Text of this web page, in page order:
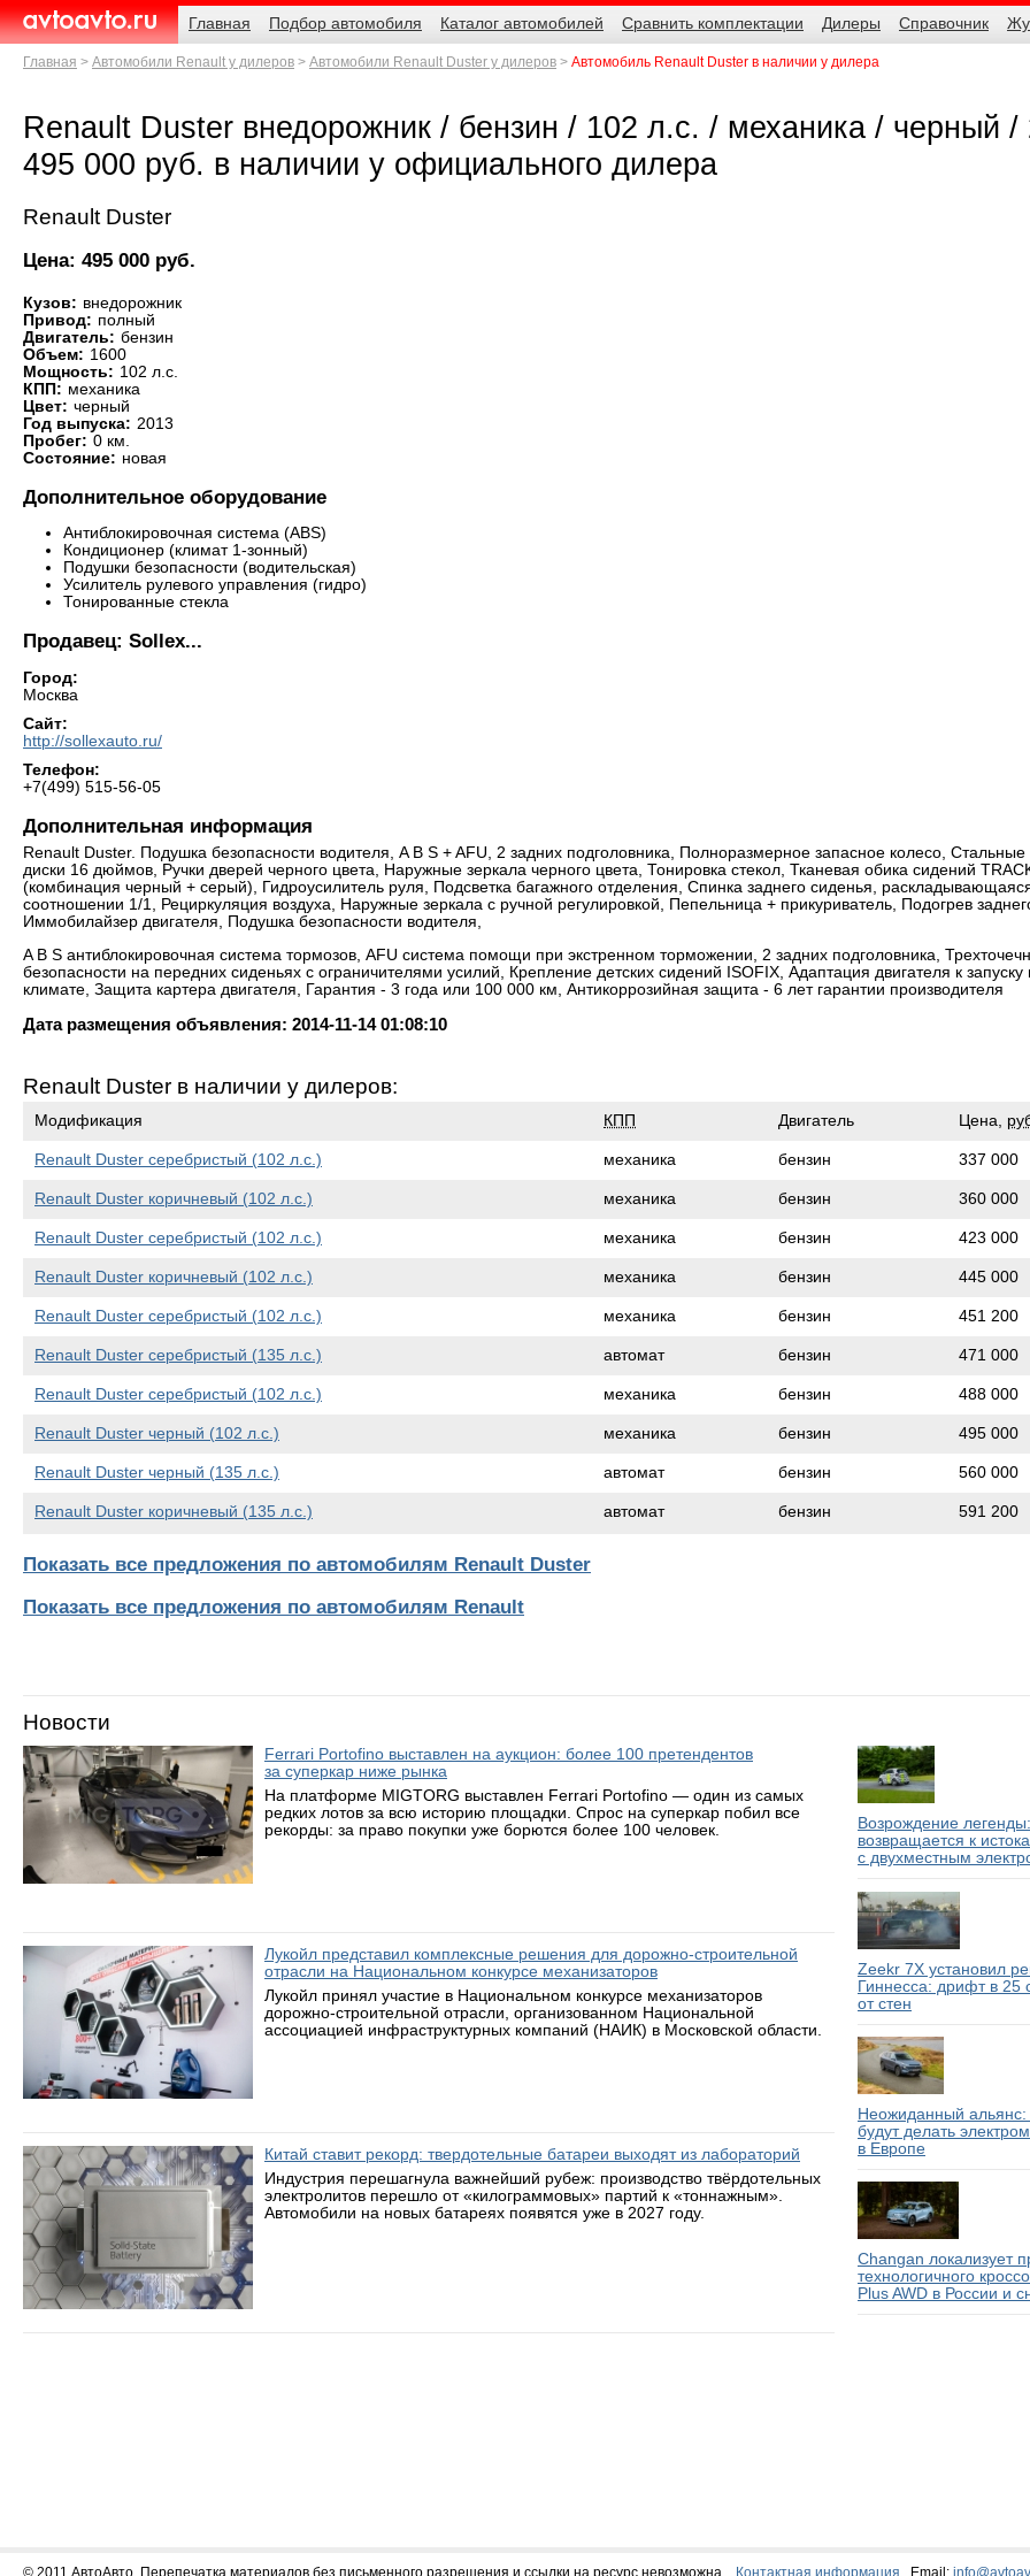
AvtoAvto.ru
Навигация
Главная
Подбор автомобиля Каталог автомобилей Сравнить комплектации Дилеры Справочник
Родительские
страницы
Главная Автомобили Renault у дилеров Автомобили Renault Duster у дилеров Автомобиль Renault Duster в наличии у дилера
Renault Duster внедорожник / бензин / 102 л.с. / механика / черный /
495 000 руб. в наличии у официального дилера
Renault Duster
Цена: 495 000 руб.
Кузов: внедорожник
Привод: полный
Двигатель: бензин
Объем: 1600
Мощность: 102 л.с.
КПП: механика
Цвет: черный
Год выпуска: 2013
Пробег: 0 км.
Состояние: новая
Дополнительное оборудование
Антиблокировочная система (ABS)
Кондиционер (климат 1-зонный)
Подушки безопасности (водительская)
Усилитель рулевого управления (гидро)
Тонированные стекла
Продавец: Sollex...
Город:
Москва
Сайт:
http://sollexauto.ru/
Телефон:
+7(499) 515-56-05
Дополнительная информация
Renault Duster. Подушка безопасности водителя, A B S + AFU, 2 задних подголовника, Полноразмерное запасное колесо,
диски 16 дюймов, Ручки дверей черного цвета, Наружные зеркала черного цвета, Тонировка стекол, Тканевая обика сидений
(комбинация черный + серый), Гидроусилитель руля, Подсветка багажного отделения, Спинка заднего сиденья,
соотношении 1/1, Рециркуляция воздуха, Наружные зеркала с ручной регулировкой, Пепельница + прикуриватель, Подогрев
Иммобилайзер двигателя, Подушка безопасности водителя,
A B S антиблокировочная система тормозов, AFU система помощи при экстренном торможении, 2 задних подголовника,
безопасности на передних сиденьях с ограничителями усилий, Крепление детских сидений ISOFIX, Адаптация двигателя к
климате, Защита картера двигателя, Гарантия - 3 года или 100 000 км, Антикоррозийная защита - 6 лет гарантии производителя
Дата размещения объявления: 2014-11-14 01:08:10
Renault Duster в наличии у дилеров:
Модификация КПП Двигатель Цена,
Renault Duster серебристый (102 л.с.) механика бензин 337 000
Renault Duster коричневый (102 л.с.) механика бензин 360 000
Renault Duster серебристый (102 л.с.) механика бензин 423 000
Renault Duster коричневый (102 л.с.) механика бензин 445 000
Renault Duster серебристый (102 л.с.) механика бензин 451 200
Renault Duster серебристый (135 л.с.) автомат бензин 471 000
Renault Duster серебристый (102 л.с.) механика бензин 488 000
Renault Duster черный (102 л.с.) механика бензин 495 000
Renault Duster черный (135 л.с.) автомат бензин 560 000
Renault Duster коричневый (135 л.с.) автомат бензин 591 200
Показать все предложения по автомобилям Renault Duster
Показать все предложения по автомобилям Renault
Новости
Ferrari Portofino выставлен на аукцион: более 100 претендентов
за суперкар ниже рынка
На платформе MIGTORG выставлен Ferrari Portofino — один из самых
редких лотов за всю историю площадки. Спрос на суперкар побил все
рекорды: за право покупки уже борются более 100 человек.
Лукойл представил комплексные решения для дорожно-строительной
отрасли на Национальном конкурсе механизаторов
Лукойл принял участие в Национальном конкурсе механизаторов
дорожно-строительной отрасли, организованном Национальной
ассоциацией инфраструктурных компаний (НАИК) в Московской области.
Китай ставит рекорд: твердотельные батареи выходят из лабораторий
Индустрия перешагнула важнейший рубеж: производство твёрдотельных
электролитов перешло от «килограммовых» партий к «тоннажным».
Автомобили на новых батареях появятся уже в 2027 году.
Возрождение
возвращается к
с двухместным
Zeekr 7X установил
Гиннесса: дрифт в 25
от стен
Неожиданный
будут делать
в Европе
Changan локализует
технологичного
Plus AWD в России и
© 2011 АвтоАвто. Перепечатка материалов без письменного разрешения и ссылки на ресурс невозможна. Контактная информация Email: